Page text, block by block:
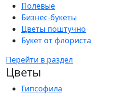
Полевые
Бизнес-букеты
Цветы поштучно
Букет от флориста
Перейти в раздел
Цветы
Гипсофила